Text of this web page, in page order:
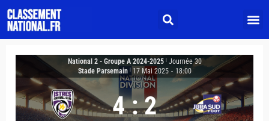
National 2 - Groupe A 2024-2025
Journée 30
Stade Parsemain
17 Mai 2025 - 18:00
4 : 2